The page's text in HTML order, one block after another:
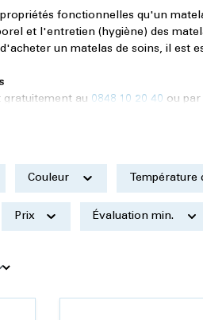
fonctionnelles qu'un
et l'entretien (hygiène) des
un matelas de soins, il est
au 0848 10 20 40 ou par
Couleur Température
Prix Évaluation min.